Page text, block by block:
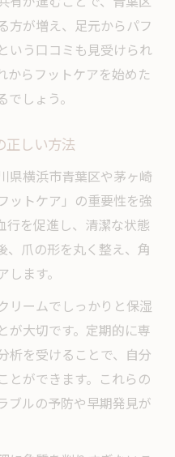
方が増え、足元からパフ
いう口コミも見受けられ
からフットケアを始めた
しょう。
正しい方法
県横浜市青葉区や茅ヶ崎
ットケア」の重要性を強
行を促進し、清潔な状態
、爪の形を丸く整え、角
ます。
リームでしっかりと保湿
が大切です。定期的に専
析を受けることで、自分
とができます。これらの
ブルの予防や早期発見が